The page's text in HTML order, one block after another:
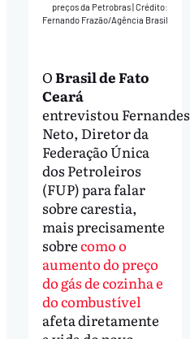
preços da Petrobras|Crédito:
Fernando Frazão/Agência Brasil
OBrasil de Fato
Ceará
entrevistou Fernandes
Neto, Diretor da
Federação Única
dos Petroleiros
(FUP) para falar
sobre carestia,
mais precisamente
sobrecomo o
aumento do preço
do gás de cozinha e
do combustível
afeta diretamente